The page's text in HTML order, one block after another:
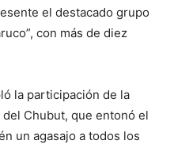
el destacado grupo
con más de diez
la participación de la
Chubut, que entonó el
un agasajo a todos los